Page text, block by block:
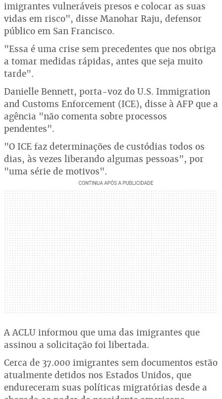
imigrantes vulneráveis presos e colocar as suas
vidas em risco", disse Manohar Raju, defensor
público em San Francisco.
"Essa é uma crise sem precedentes que nos obriga
a tomar medidas rápidas, antes que seja muito
tarde".
Danielle Bennett, porta-voz do U.S. Immigration
and Customs Enforcement (ICE), disse à AFP que a
agência "não comenta sobre processos
pendentes".
"O ICE faz determinações de custódias todos os
dias, às vezes liberando algumas pessoas", por
"uma série de motivos".
A ACLU informou que uma das imigrantes que
assinou a solicitação foi libertada.
Cerca de 37.000 imigrantes sem documentos estão
atualmente detidos nos Estados Unidos, que
endureceram suas políticas migratórias desde a